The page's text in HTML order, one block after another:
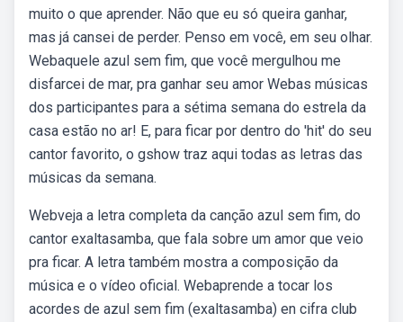
muito o que aprender. Não que eu só queira ganhar,
mas já cansei de perder. Penso em você, em seu olhar.
Webaquele azul sem fim, que você mergulhou me
disfarcei de mar, pra ganhar seu amor Webas músicas
dos participantes para a sétima semana do estrela da
casa estão no ar! E, para ficar por dentro do 'hit' do seu
cantor favorito, o gshow traz aqui todas as letras das
músicas da semana.
Webveja a letra completa da canção azul sem fim, do
cantor exaltasamba, que fala sobre um amor que veio
pra ficar. A letra também mostra a composição da
música e o vídeo oficial. Webaprende a tocar los
acordes de azul sem fim (exaltasamba) en cifra club